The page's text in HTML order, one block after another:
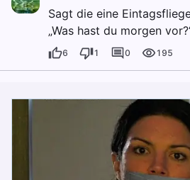
Sagt die eine
„Was hast du morgen
6 1 0 195